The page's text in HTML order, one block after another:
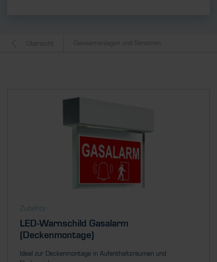
Übersicht Gaswarnanlagen und Sensoren
Zubehör
LED-Warnschild Gasalarm
(Deckenmontage)
Ideal zur Deckenmontage in Aufenthaltsräumen und